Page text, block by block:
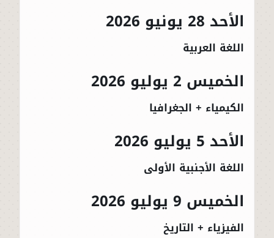
الأحد 28 يونيو 2026
اللغة العربية
الخميس 2 يوليو 2026
الكيمياء + الجغرافيا
الأحد 5 يوليو 2026
اللغة الأجنبية الأولى
الخميس 9 يوليو 2026
الفيزياء + التاريخ